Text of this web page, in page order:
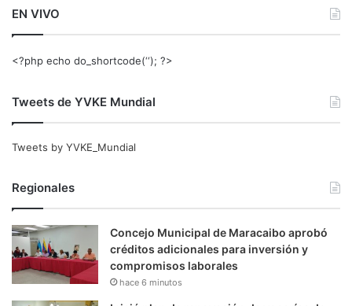
EN VIVO
<?php echo do_shortcode(‘‘); ?>
Tweets de YVKE Mundial
Tweets by YVKE_Mundial
Regionales
Concejo Municipal de Maracaibo aprobó
créditos adicionales para inversión y
compromisos laborales
hace 6 minutos